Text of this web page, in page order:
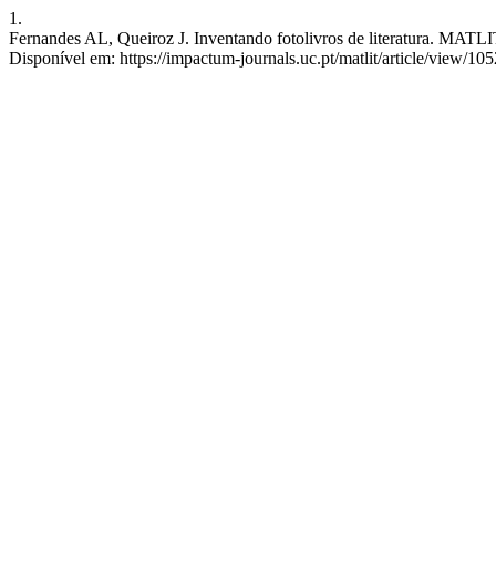
1.
Fernandes AL, Queiroz J. Inventando fotolivros de literatura.
Disponível em: https://impactum-journals.uc.pt/matlit/article/view/